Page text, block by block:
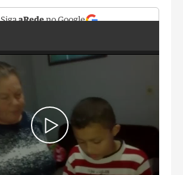
SigaaRedeno Google